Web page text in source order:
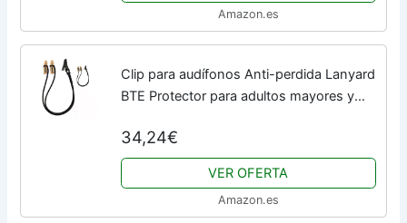
Amazon.es
Clip para audífonos Anti-perdida Lanyard
BTE Protector para adultos mayores y
34,24€
VER OFERTA
Amazon.es